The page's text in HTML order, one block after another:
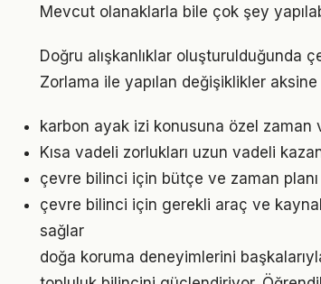
Mevcut olanaklarla bile çok şey
Doğru alışkanlıklar oluşturulduğunda
Zorlama ile yapılan değişiklikler
karbon ayak izi konusuna özel zaman
Kısa vadeli zorlukları uzun vadeli
çevre bilinci için bütçe ve zaman planı
çevre bilinci için gerekli araç ve
sağlar
doğa koruma deneyimlerini